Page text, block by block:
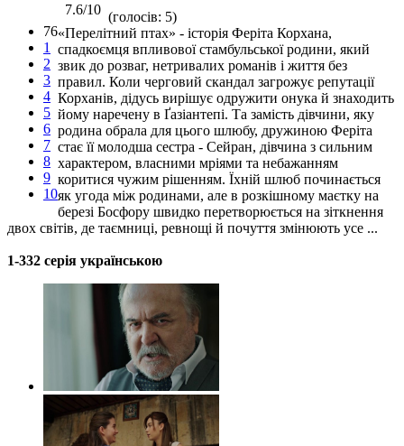
76
1
2
3
4
5
6
7
8
9
10
7.6/10 (голосів: 5)
«Перелітний птах» - історія Феріта Корхана,
спадкоємця впливової стамбульської родини, який
звик до розваг, нетривалих романів і життя без
правил. Коли черговий скандал загрожує репутації
Корханів, дідусь вирішує одружити онука й знаходить
йому наречену в Ґазіантепі. Та замість дівчини, яку
родина обрала для цього шлюбу, дружиною Феріта
стає її молодша сестра - Сейран, дівчина з сильним
характером, власними мріями та небажанням
коритися чужим рішенням. Їхній шлюб починається
як угода між родинами, але в розкішному маєтку на
березі Босфору швидко перетворюється на зіткнення
двох світів, де таємниці, ревнощі й почуття змінюють усе ...
1-332 серія українською